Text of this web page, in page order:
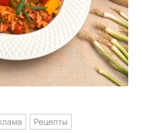
Рецепты